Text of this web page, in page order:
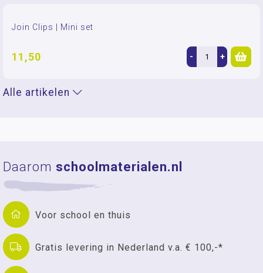
Join Clips | Mini set
11,50 - +
Alle artikelen
Daarom schoolmaterialen.nl
Voor school en thuis
Gratis levering in Nederland v.a. € 100,-*